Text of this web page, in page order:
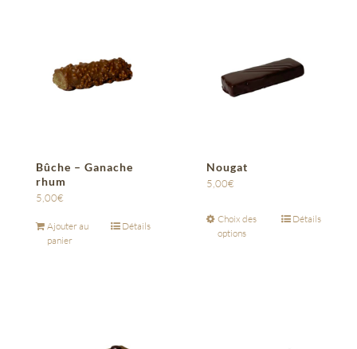
Bûche – Ganache
rhum
5,00€
Ajouter au
panier
Détails
Nougat
5,00€
Choix des
options
Détails